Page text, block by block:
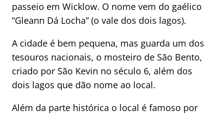
passeio em Wicklow. O nome vem do gaélico
“Gleann Dá Locha” (o vale dos dois lagos).
A cidade é bem pequena, mas guarda um dos
tesouros nacionais, o mosteiro de São Bento,
criado por São Kevin no século 6, além dos
dois lagos que dão nome ao local.
Além da parte histórica o local é famoso por